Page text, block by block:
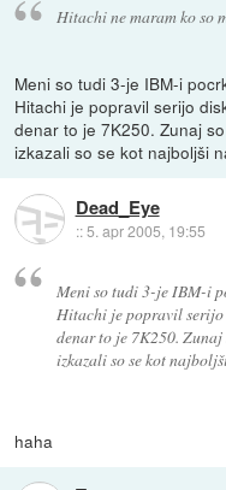
Hitachi ne maram ko so
Meni so tudi 3-je IBM-i
Hitachi je popravil serijo
denar to je 7K250. Zunaj
izkazali so se kot najboljši
Dead_Eye
::5. apr 2005, 19:55
Meni so tudi 3-je IBM-i
Hitachi je popravil
denar to je 7K250.
izkazali so se kot
haha